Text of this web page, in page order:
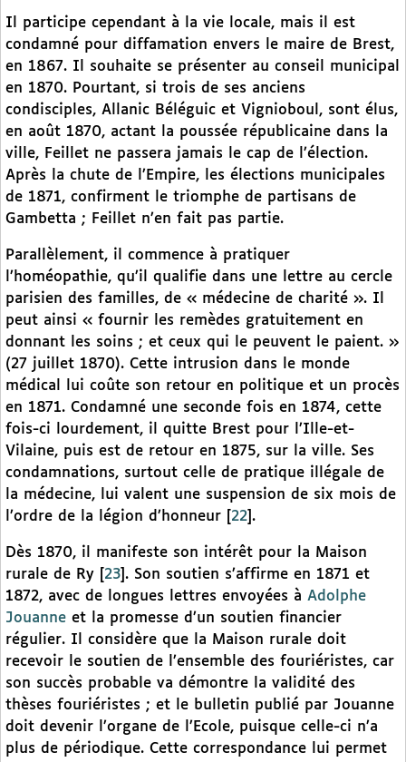
Il participe cependant à la vie locale, mais il est
condamné pour diffamation envers le maire de Brest,
en 1867. Il souhaite se présenter au conseil municipal
en 1870. Pourtant, si trois de ses anciens
condisciples, Allanic Béléguic et Vignioboul, sont élus,
en août 1870, actant la poussée républicaine dans la
ville, Feillet ne passera jamais le cap de l’élection.
Après la chute de l’Empire, les élections municipales
de 1871, confirment le triomphe de partisans de
Gambetta ; Feillet n’en fait pas partie.
Parallèlement, il commence à pratiquer
l’homéopathie, qu’il qualifie dans une lettre au cercle
parisien des familles, de « médecine de charité ». Il
peut ainsi « fournir les remèdes gratuitement en
donnant les soins ; et ceux qui le peuvent le paient. »
(27 juillet 1870). Cette intrusion dans le monde
médical lui coûte son retour en politique et un procès
en 1871. Condamné une seconde fois en 1874, cette
fois-ci lourdement, il quitte Brest pour l’Ille-et-
Vilaine, puis est de retour en 1875, sur la ville. Ses
condamnations, surtout celle de pratique illégale de
la médecine, lui valent une suspension de six mois de
l’ordre de la légion d’honneur
22 .
Dès 1870, il manifeste son intérêt pour la Maison
rurale de Ry
23 . Son soutien s’affirme en 1871 et
1872, avec de longues lettres envoyées à Adolphe
Jouanne et la promesse d’un soutien financier
régulier. Il considère que la Maison rurale doit
recevoir le soutien de l’ensemble des fouriéristes, car
son succès probable va démontre la validité des
thèses fouriéristes ; et le bulletin publié par Jouanne
doit devenir l’organe de l’Ecole, puisque celle-ci n’a
plus de périodique. Cette correspondance lui permet